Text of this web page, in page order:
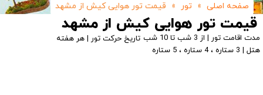
صفحه اصلی » تور » قیمت تور هوایی کیش از مشهد
قیمت تور هوایی کیش از مشهد
مدت اقامت تور | از 3 شب تا 10 شب
تاریخ حرکت تور | هر هفته
هتل | 3 ستاره ، 4 ستاره ، 5 ستاره